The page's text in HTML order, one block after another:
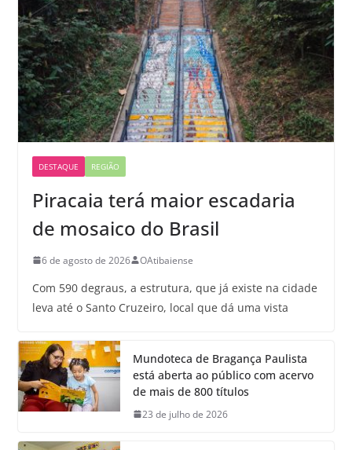
DESTAQUE REGIÃO
Piracaia terá maior escadaria
de mosaico do Brasil
6 de agosto de 2026 OAtibaiense
Com 590 degraus, a estrutura, que já existe na cidade
leva até o Santo Cruzeiro, local que dá uma vista
Mundoteca de Bragança Paulista
está aberta ao público com acervo
de mais de 800 títulos
23 de julho de 2026